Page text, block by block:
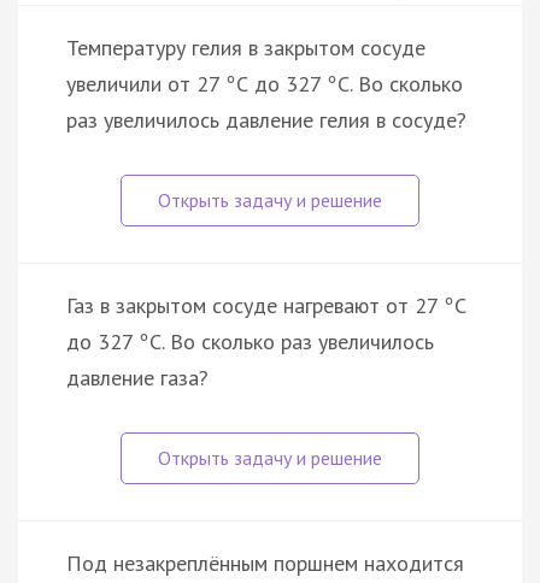
Температуру гелия в закрытом сосуде
увеличили от 27 °С до 327 °С. Во сколько
раз увеличилось давление гелия в сосуде?
Газ в закрытом сосуде нагревают от 27 °С
до 327 °С. Во сколько раз увеличилось
давление газа?
Под незакреплённым поршнем находится